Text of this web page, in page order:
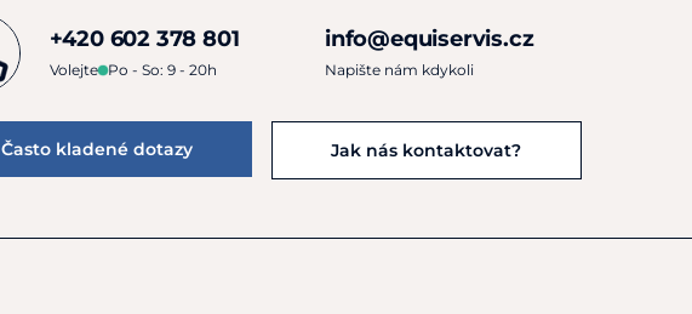
+420 602 378 801
Volejte Po - So: 9 - 20h
info@equiservis.cz
Napište nám kdykoli
Často kladené dotazy Jak nás kontaktovat?